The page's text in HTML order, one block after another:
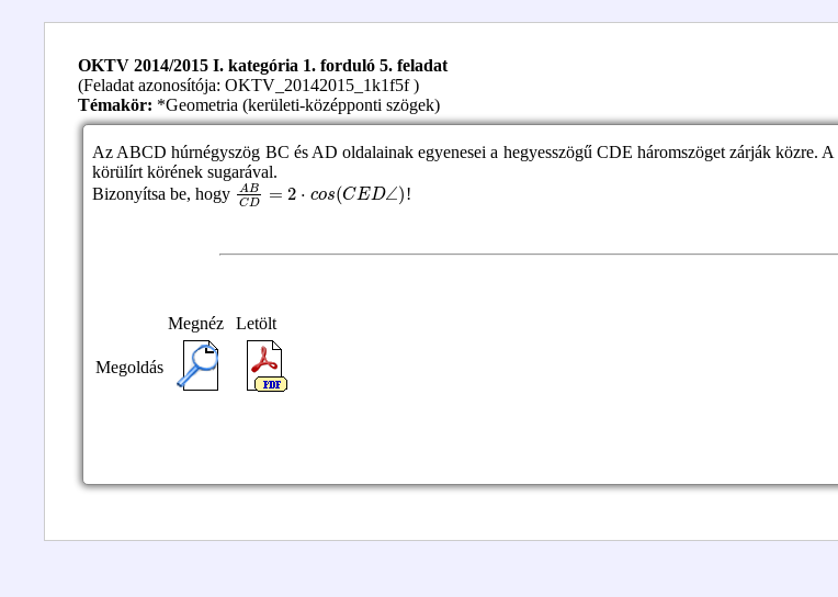
OKTV 2014/2015 I. kategória 1. forduló 5. feladat
(Feladat azonosítója: OKTV_20142015_1k1f5f )
Témakör: *Geometria (kerületi-középponti szögek)
Az ABCD húrnégyszög BC és AD oldalainak egyenesei a hegyesszögű CDE háromszöget zárják közre.
körülírt körének sugarával.
Bizonyítsa be, hogy ABCD = (CED∠) !
Megnéz Letölt
Megoldás